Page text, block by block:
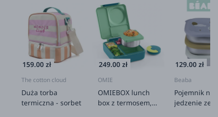
159.00 zł
The cotton cloud
Duża torba
termiczna - sorbet
249.00 zł
OMIE
OMIEBOX lunch
box z termosem,
129.00 zł
Beaba
Pojemnik na
jedzenie ze